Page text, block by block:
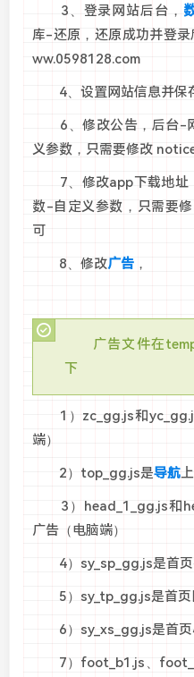
3、登录网站后台，
库-还原，还原成功并登
ww.0598128.com
4、设置网站信息并保
6、修改公告，后台-
义参数，只需要修改
7、修改app下载地址
数-自定义参数，只需要
可
8、修改广告 ，
广告文件在
下
1）zc_gg.js和
端）
2）top_gg.js是导航
3）head_1_gg.js和
广告（电脑端）
4）sy_sp_gg.js是首页
5）sy_tp_gg.js是首页
6）sy_xs_gg.js是首页
7）foot_b1.js、